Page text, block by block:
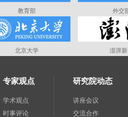
教育部 外交
北京大学 澎湃
专家观点
学术观点
时事评论
研究院动态
讲座会议
交流合作